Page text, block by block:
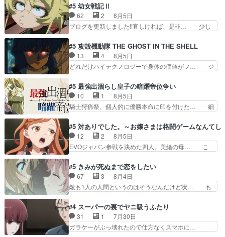
構エグいことするよな… ねぇ猫耳ガール、敵の根
城に乗り込む事を同… 世もや替えが利くと復活P
とは？！もう来週…
んじゃないですか。魔物の群を発見した… アマプ
ラにて視聴終わり！サーベルボア討伐… を言い訳
にしたくないものですねwボア狩り… 先生として
のベリルが好きだけど、今回みた… 4人だけでサ
ーベルボアが暴れてると聞い… ちょっと年齢の事
を言いすぎとゆーか言い訳… ベリルの母もやはり
只者じゃなかったかベリ…
#5 幼女戦記Ⅱ
62 2
8月5日
ブログを更新しました!!宜しければ、是非… 少し
ゥーアの唯一の手駒が強すぎる笑あお… 私にとっ
て完全にご褒美回ゼー様の葉巻シー… やはりター
ニャが後方指揮だと展開に迫力が… “貧乏籤百連
無料ガチャ”100連でも1回… 2期入ってから地味
ばならぬ」って言葉に… ゼートゥーア左遷によっ
て参謀本部の連携が… 緊張感ある戦闘描写とギャ
グ今週の『有能な…
#5 攻殻機動隊 THE GHOST IN THE SHELL
13 4
8月5日
どれだけハイテクノロジーで身体の価値がフ… ジ
コマだいぶ理性持ち始めた。この世界の… 原作読
んだのもう何年も前なのに、覚えてる… コイルの
汚職を突き止めるべくバトーの指導… やまとん1
号はどこの部分で使うのだろう？… 日本とロシア
primevideoで視聴しまし… 前回同様『イノセン
ス』を含む押井・神山版… 第５話「EPISODEラ
ストの母親の気持…
#5 最強出涸らし皇子の暗躍帝位争い
10 1
8月5日
騎士狩猟祭、個人的に優勝本命に印を付けた… 細
ナがチートすぎる笑アルは最初から自分… プラネ
ット・ウィズ展開アツいな「騎士狩猟… 麦茶どこ
ろかタイトル通り麦茶の出涸らしぐ… 第５話を
ABEMAで視聴しました。視聴に… 復讐に燃える
が“萌え”なのでこの娘が皇帝… ウサギ好きそうな
王女殿下がかわいい。幼馴… ついに始まった狩猟
祭。エルナの活躍で上位…
#5 対ありでした。～お嬢さまは格闘ゲームなんてし
12 2
8月5日
EVOジャパン参戦を決めた四人。美緒の母… こ
目は気品溢れてるのに中身は…美緒ママ… テー
マ：格ゲー大会に行くには？感想は、美… 大会を
前に格ゲー熱が高まる一方、百合の本… 東京で開
催される格ゲー大会に参加すること… Japanに向
めに東京へ!/でも観光よ… 旅の支度全部やってく
れる先輩、なんだかん… 第５話をｄアニメストア
で視聴しました。視…
#5 きみが死ぬまで恋をしたい
67 3
8月4日
敵も1人の人間というのはそうなんだけど状… も
を人間に戻して欲しいでも自分達が代わ… ご視聴
ありがとうございました見るたびに切… 誰かと思
ったらちゅー先輩か。しれっと相方… 第５話感
想：コ□した相手にも家族や…､戦… つらい回
#4 スーパーの裏でヤニ吸うふたり
31 1
7月30日
ガラケーがぶっ壊れたので仕方なくスマホに…